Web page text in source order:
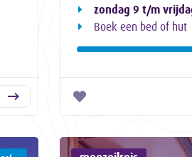
zondag 9 t/m
Boek een bed of hut